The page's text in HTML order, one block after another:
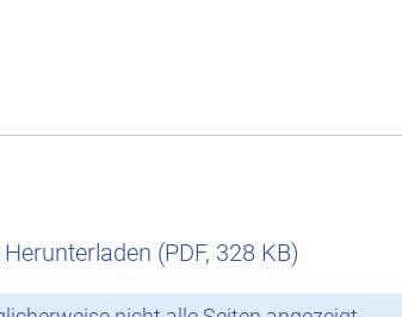
Herunterladen (PDF, 328 KB)